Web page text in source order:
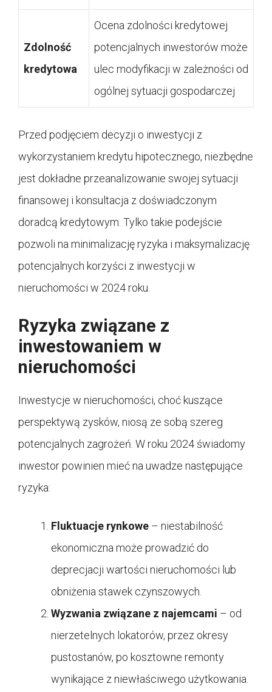
Zdolność
kredytowa
Ocena zdolności kredytowej
potencjalnych inwestorów może
ulec modyfikacji w zależności od
ogólnej sytuacji gospodarczej
Przed podjęciem decyzji o inwestycji z
wykorzystaniem kredytu hipotecznego, niezbędne
jest dokładne przeanalizowanie swojej sytuacji
finansowej i konsultacja z doświadczonym
doradcą kredytowym. Tylko takie podejście
pozwoli na minimalizację ryzyka i maksymalizację
potencjalnych korzyści z inwestycji w
nieruchomości w 2024 roku.
Ryzyka związane z
inwestowaniem w
nieruchomości
Inwestycje w nieruchomości, choć kuszące
perspektywą zysków, niosą ze sobą szereg
potencjalnych zagrożeń. W roku 2024 świadomy
inwestor powinien mieć na uwadze następujące
ryzyka:
Fluktuacje rynkowe – niestabilność
ekonomiczna może prowadzić do
deprecjacji wartości nieruchomości lub
obniżenia stawek czynszowych.
Wyzwania związane z najemcami – od
nierzetelnych lokatorów, przez okresy
pustostanów, po kosztowne remonty
wynikające z niewłaściwego użytkowania.